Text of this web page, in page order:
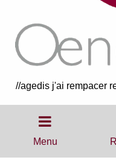
//agedis j'ai rempacer
Menu